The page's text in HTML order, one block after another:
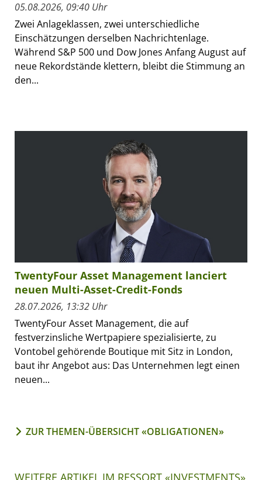
05.08.2026, 09:40 Uhr
Zwei Anlageklassen, zwei unterschiedliche
Einschätzungen derselben Nachrichtenlage.
Während S&P 500 und Dow Jones Anfang August auf
neue Rekordstände klettern, bleibt die Stimmung an
den...
TwentyFour Asset Management lanciert
neuen Multi-Asset-Credit-Fonds
28.07.2026, 13:32 Uhr
TwentyFour Asset Management, die auf
festverzinsliche Wertpapiere spezialisierte, zu
Vontobel gehörende Boutique mit Sitz in London,
baut ihr Angebot aus: Das Unternehmen legt einen
neuen...
ZUR THEMEN-ÜBERSICHT «OBLIGATIONEN»
WEITERE ARTIKEL IM RESSORT «INVESTMENTS»